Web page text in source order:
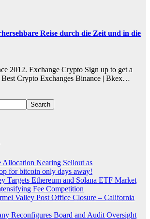
Reise durch die Zeit und in die
2012. Exchange Crypto Sign up to get a
Crypto Exchanges Binance | Bkex…
Search
Allocation Nearing Sellout as
for bitcoin only days away!
Targets Ethereum and Solana ETF Market
Fee Competition
Valley Post Office Closure – California
Reconfigures Board and Audit Oversight